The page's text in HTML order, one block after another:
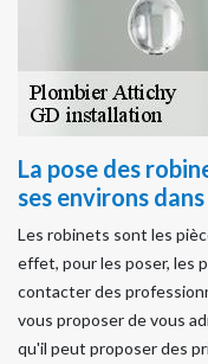
La pose des
ses environs
Les robinets sont les
effet, pour les poser, les
contacter des
vous proposer de vous
qu'il peut proposer des